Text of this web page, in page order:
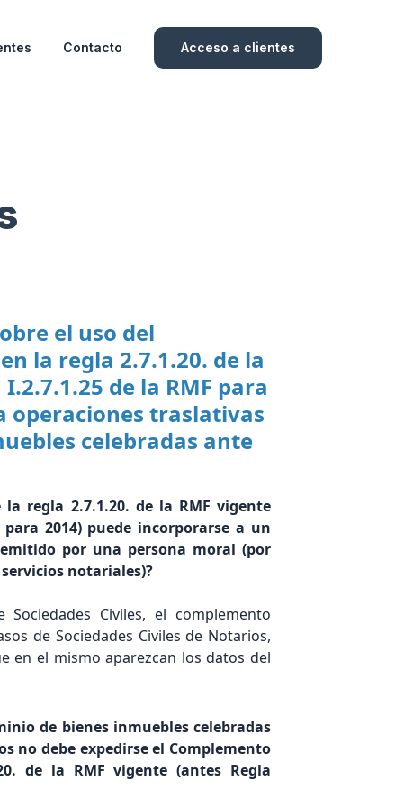
Contacto Acceso a clientes
el uso del
la regla 2.7.1.20. de la
de la RMF para
operaciones traslativas
celebradas ante
regla 2.7.1.20. de la RMF vigente
2014) puede incorporarse a un
por una persona moral (por
notariales)?
Civiles, el complemento
de Sociedades Civiles de Notarios,
en el mismo aparezcan los datos del
de bienes inmuebles celebradas
no debe expedirse el Complemento
de la RMF vigente (antes Regla